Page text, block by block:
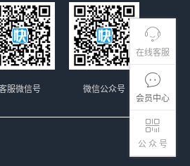
在线客服
会员中心
公 众 号
微信公众号
服微信号